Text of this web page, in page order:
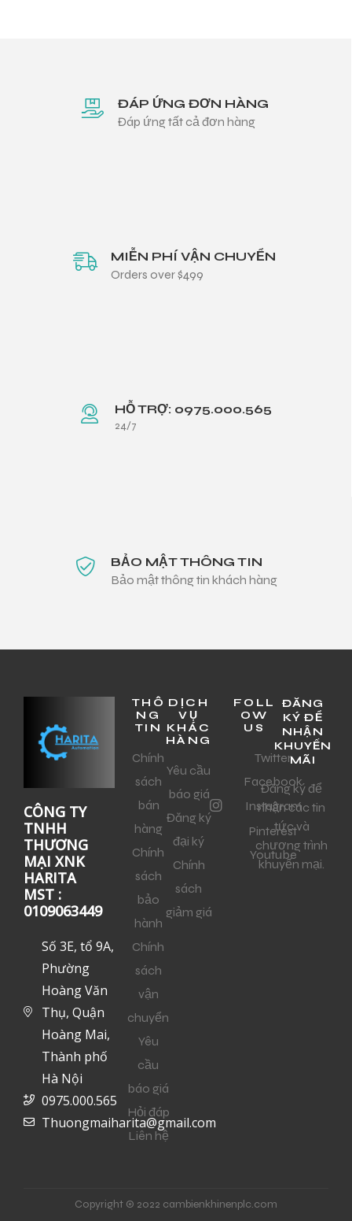
ĐÁP ỨNG ĐƠN HÀNG
Đáp ứng tất cả đơn hàng
MIỄN PHÍ VẬN CHUYỂN
Orders over $499
HỖ TRỢ: 0975.000.565
24/7
BẢO MẬT THÔNG TIN
Bảo mật thông tin khách hàng
CÔNG TY
TNHH
THƯƠNG
MẠI XNK
HARITA
MST :
0109063449
Số 3E, tổ 9A,
Phường
Hoàng Văn
Thụ, Quận
Hoàng Mai,
Thành phố
Hà Nội
0975.000.565
Thuongmaiharita@gmail.com
THÔ
NG
TIN
Chính
sách
bán
hàng
Chính
sách
bảo
hành
Chính
sách
vận
chuyển
Yêu
cầu
báo giá
Hỏi đáp
Liên hệ
DỊCH
VỤ
KHÁC
HÀNG
Yêu cầu
báo giá
Đăng ký
đại ký
Chính
sách
giảm giá
FOLL
OW
US
Twitter
Facebook
Instagram
Pinterest
Youtube
ĐĂNG
KÝ ĐỂ
NHẬN
KHUYẾN
MÃI
Đăng ký để
nhận các tin
tức và
chương trình
khuyến mại.
Copyright © 2022 cambienkhinenplc.com